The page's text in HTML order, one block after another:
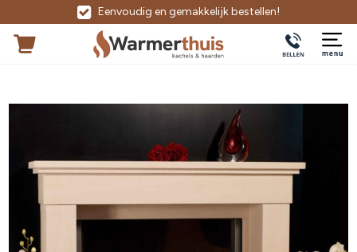
Eenvoudig en gemakkelijk bestellen!